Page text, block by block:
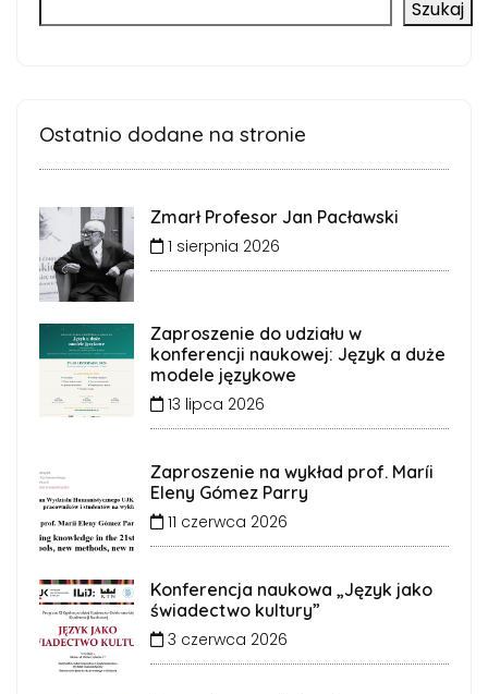
Szukaj
Ostatnio dodane na stronie
Zmarł Profesor Jan Pacławski
1 sierpnia 2026
Zaproszenie do udziału w
konferencji naukowej: Język a duże
modele językowe
13 lipca 2026
Zaproszenie na wykład prof. Maríi
Eleny Gómez Parry
11 czerwca 2026
Konferencja naukowa „Język jako
świadectwo kultury”
3 czerwca 2026